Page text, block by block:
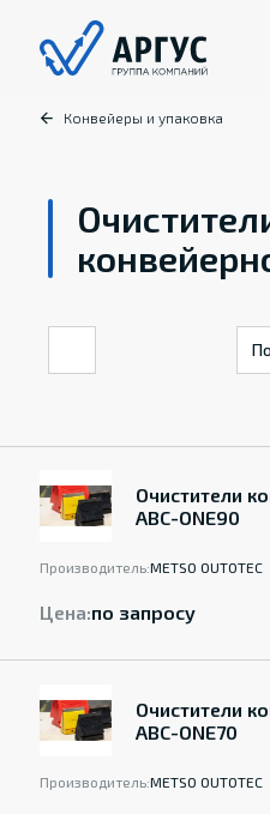
Конвейеры и упаковка
Очистители
ABC-ONE90
Производитель:METSO OUTOTEC
Цена:по запросу
Очистители
ABC-ONE70
Производитель:METSO OUTOTEC